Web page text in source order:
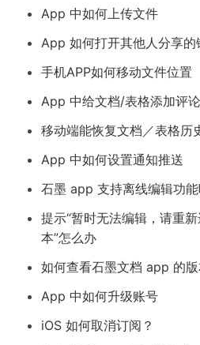
App 中如何上传文件
App 如何打开其他人分享的
手机APP如何移动文件位置
App 中给文档/表格添加评论
移动端能恢复文档／表格历
App 中如何设置通知推送
石墨 app 支持离线编辑功
提示“暂时无法编辑，请重
本”怎么办
如何查看石墨文档 app 的
App 中如何升级账号
iOS 如何取消订阅？